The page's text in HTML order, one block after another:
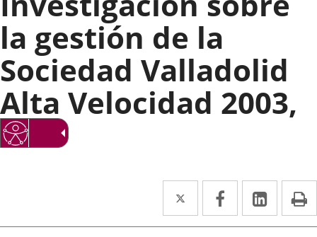
la gestión de la
Sociedad Valladolid
Alta Velocidad 2003,
S.A.
Twitter
Enlace
a
Facebook
Enlace
a
Enlace
a